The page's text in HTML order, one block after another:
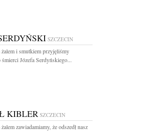
SZCZECIN
i smutkiem przyjęliśmy
Józefa Serdyńskiego...
KIBLER SZCZECIN
zawiadamiamy, że odszedł nasz